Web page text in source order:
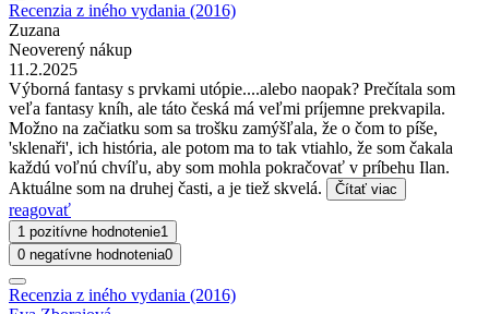
Recenzia z iného vydania (2016)
Zuzana
Neoverený nákup
11.2.2025
Výborná fantasy s prvkami utópie....alebo naopak? Prečítala som
veľa fantasy kníh, ale táto česká má veľmi príjemne prekvapila.
Možno na začiatku som sa trošku zamýšľala, že o čom to píše,
'sklenaři', ich história, ale potom ma to tak vtiahlo, že som čakala
každú voľnú chvíľu, aby som mohla pokračovať v príbehu Ilan.
Aktuálne som na druhej časti, a je tiež skvelá.
Čítať viac
reagovať
1 pozitívne hodnotenie1
0 negatívne hodnotenia0
Recenzia z iného vydania (2016)